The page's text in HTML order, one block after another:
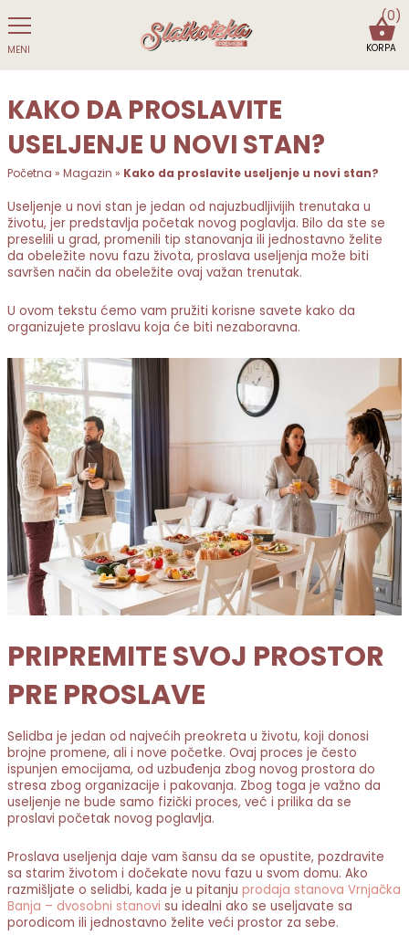
MENI
(0)
KORPA
KAKO DA PROSLAVITE
USELJENJE U NOVI STAN?
Početna » Magazin » Kako da proslavite useljenje u novi stan?
Useljenje u novi stan je jedan od najuzbudljivijih trenutaka u
životu, jer predstavlja početak novog poglavlja. Bilo da ste se
preselili u grad, promenili tip stanovanja ili jednostavno želite
da obeležite novu fazu života, proslava useljenja može biti
savršen način da obeležite ovaj važan trenutak.
U ovom tekstu ćemo vam pružiti korisne savete kako da
organizujete proslavu koja će biti nezaboravna.
PRIPREMITE SVOJ PROSTOR
PRE PROSLAVE
Selidba je jedan od najvećih preokreta u životu, koji donosi
brojne promene, ali i nove početke. Ovaj proces je često
ispunjen emocijama, od uzbuđenja zbog novog prostora do
stresa zbog organizacije i pakovanja. Zbog toga je važno da
useljenje ne bude samo fizički proces, već i prilika da se
proslavi početak novog poglavlja.
Proslava useljenja daje vam šansu da se opustite, pozdravite
sa starim životom i dočekate novu fazu u svom domu. Ako
razmišljate o selidbi, kada je u pitanju prodaja stanova Vrnjačka
Banja – dvosobni stanovi su idealni ako se useljavate sa
porodicom ili jednostavno želite veći prostor za sebe.